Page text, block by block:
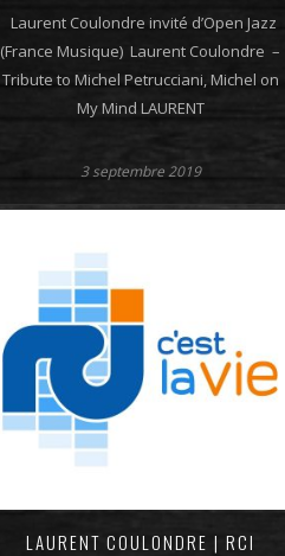
Laurent Coulondre invité d’Open Jazz
(France Musique) Laurent Coulondre –
Tribute to Michel Petrucciani, Michel on
My Mind LAURENT
3 septembre 2019
LAURENT COULONDRE | RCI